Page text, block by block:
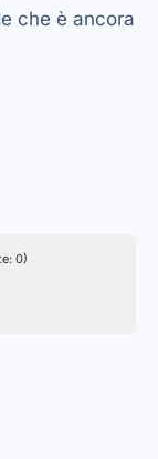
che è ancora
0)